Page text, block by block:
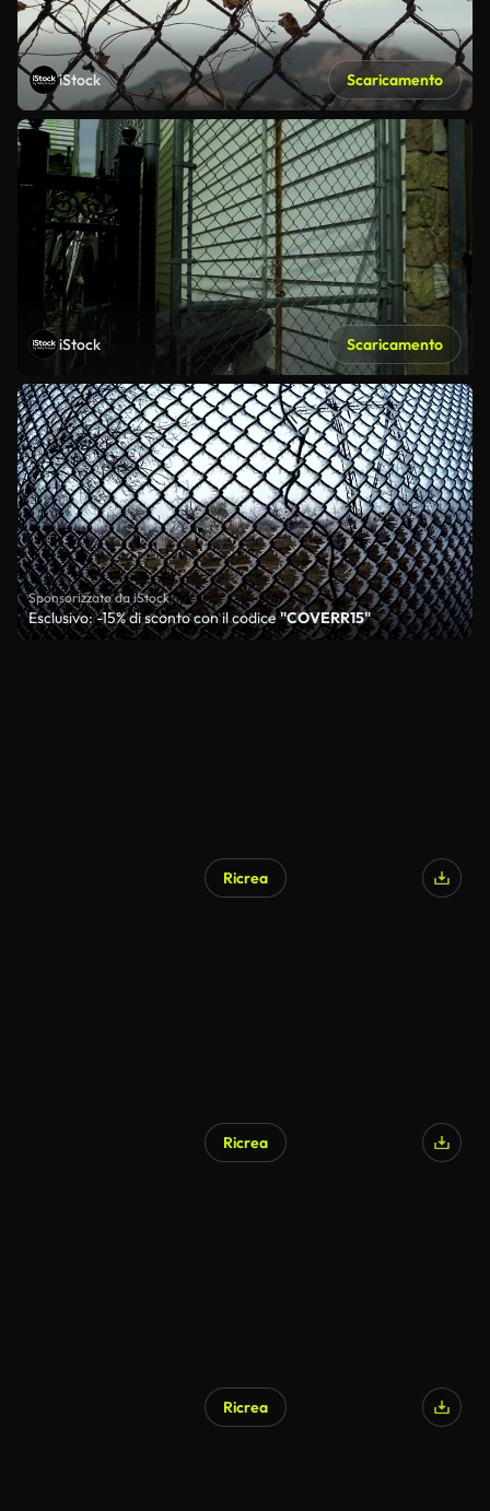
iStock Scaricamento
iStock Scaricamento
Sponsorizzato da iStock
Esclusivo: -15% di sconto con il codice"COVERR15"
Ricrea
Ricrea
Ricrea